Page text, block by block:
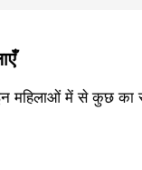
महिलाओं में से कुछ का